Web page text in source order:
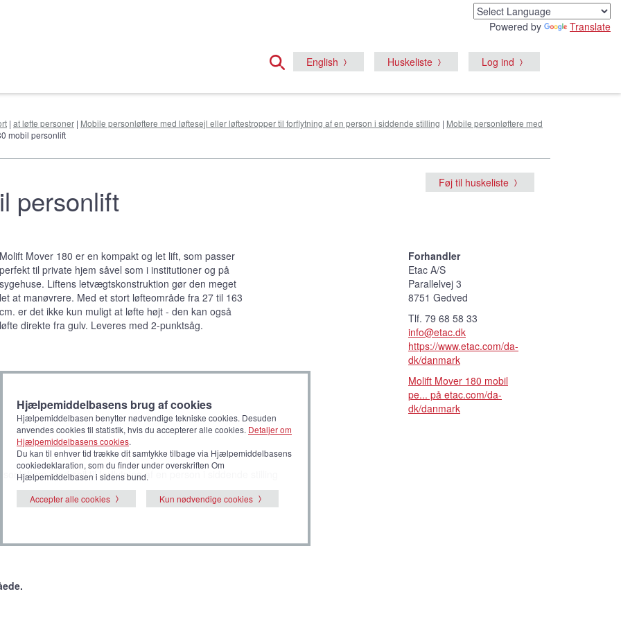
Powered by Translate
English Huskeliste Log ind
| at løfte personer | Mobile personløftere med løftesejl eller løftestropper til forflytning af en person i siddende stilling | Mobile personløftere med
mobil personlift
personlift Føj til huskeliste
Molift Mover 180 er en kompakt og let lift, som passer
perfekt til private hjem såvel som i institutioner og på
sygehuse. Liftens letvægtskonstruktion gør den meget
let at manøvrere. Med et stort løfteområde fra 27 til 163
cm. er det ikke kun muligt at løfte højt - den kan også
løfte direkte fra gulv. Leveres med 2-punktsåg.
Forhandler
Etac A/S
Parallelvej 3
8751 Gedved
Tlf. 79 68 58 33
info@etac.dk
https://www.etac.com/da-
dk/danmark
Molift Mover 180 mobil
pe... på etac.com/da-
dk/danmark
med sejl til forflytning af en person i siddende stilling
Hjælpemiddelbasens brug af cookies
Hjælpemiddelbasen benytter nødvendige tekniske cookies. Desuden
anvendes cookies til statistik, hvis du accepterer alle cookies. Detaljer om
Hjælpemiddelbasens cookies.
Du kan til enhver tid trække dit samtykke tilbage via Hjælpemiddelbasens
cookiedeklaration, som du finder under overskriften Om
Hjælpemiddelbasen i sidens bund.
Accepter alle cookies
Kun nødvendige cookies